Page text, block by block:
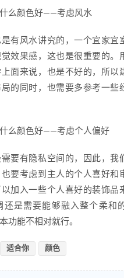
颜色好——考虑风水
风水讲究的，一个宜家宜
效果感，这也是很重要的。
面来说，也是不好的，所以
的同时，也需要多参考一些
颜色好——考虑个人偏好
有隐私空间的，因此，我
要考虑到主人的个人喜好和
加入一些个人喜好的装饰品
还是需要能够融入整个柔和
功能不相对就行。
适合你 颜色